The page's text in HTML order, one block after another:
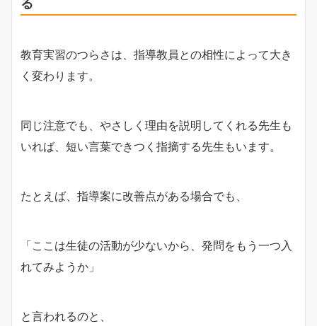
教育実習のつらさは、指導教員との相性によって大き
く変わります。
同じ注意でも、やさしく理由を説明してくれる先生も
いれば、短い言葉できつく指摘する先生もいます。
たとえば、指導案に改善点がある場合でも、
「ここは生徒の活動が少ないから、発問をもう一つ入
れてみようか」
と言われるのと、